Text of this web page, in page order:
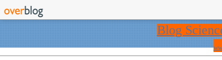
Blog